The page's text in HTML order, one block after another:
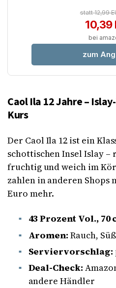
statt 12,99
10,39
bei
zum
Caol Ila 12 Jahre –
Kurs
Der Caol Ila 12 ist ein
schottischen Insel Islay –
fruchtig und weich im
zahlen in anderen Shops
Euro mehr.
43 Prozent Vol., 70
Aromen: Rauch,
Serviervorschlag:
Deal-Check:
andere Händler